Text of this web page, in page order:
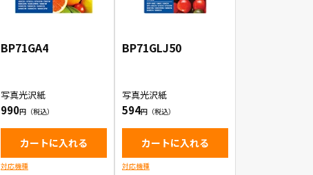
BP71GA4
写真光沢紙
990
カートに入れる
対応機種
BP71GLJ50
写真光沢紙
594
カートに入れる
対応機種